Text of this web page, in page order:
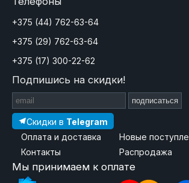
+375 (44) 762-63-64
+375 (29) 762-63-64
+375 (17) 300-22-62
Подпишись на скидки!
подписаться
Скидки в Telegram
Оплата и доставка
Контакты
Новые
Распродажа
Мы принимаем к оплате